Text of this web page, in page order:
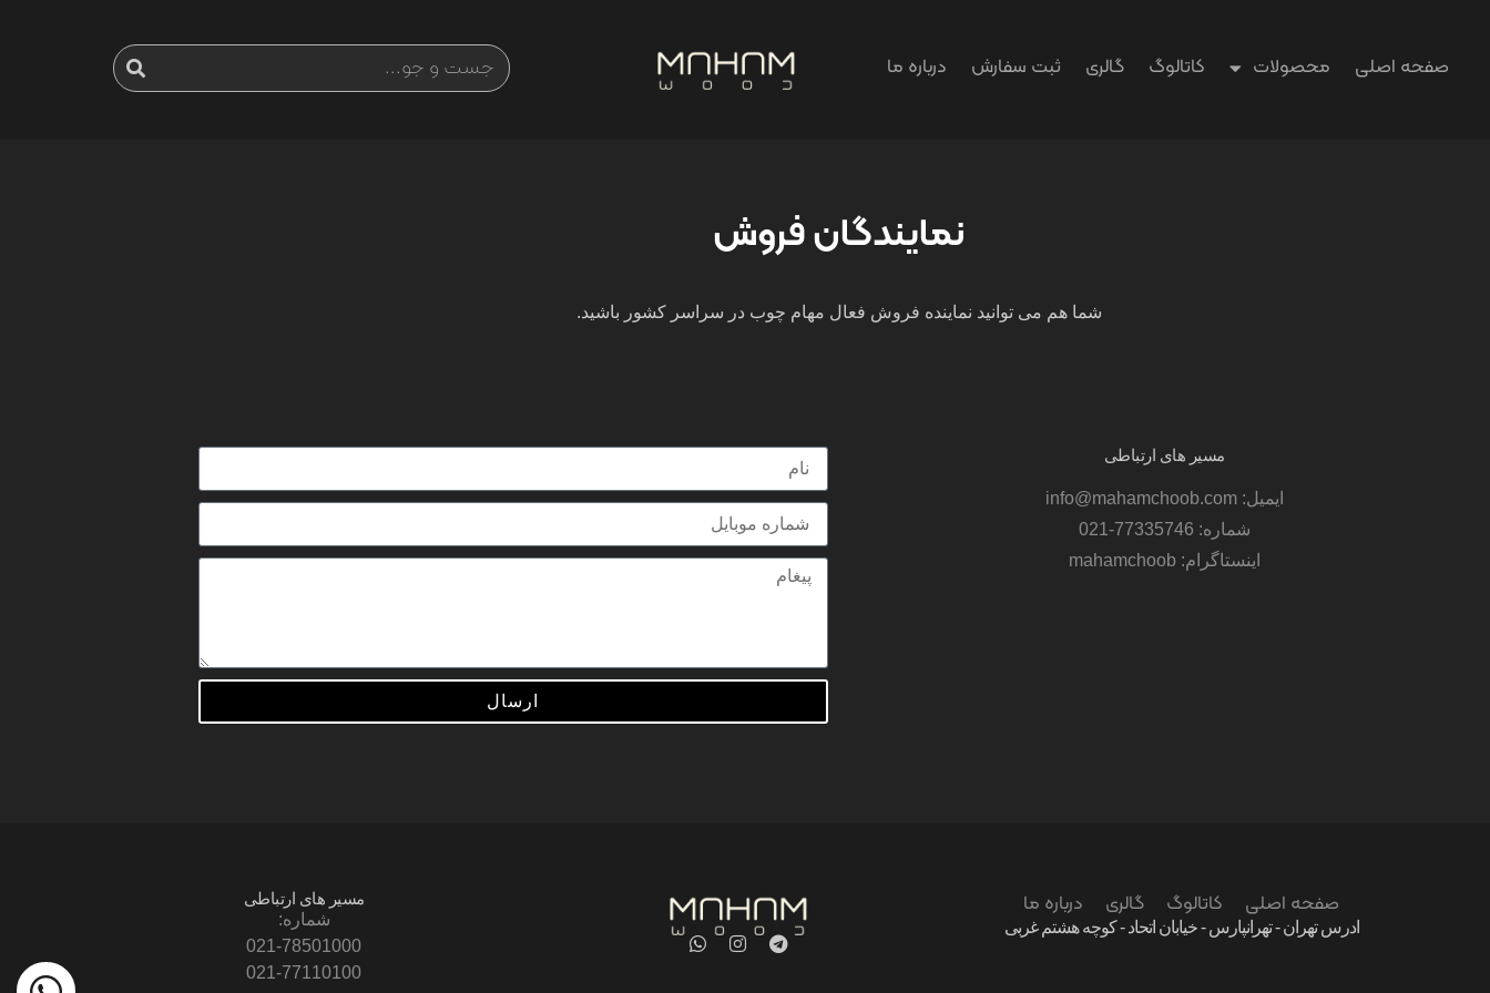
صفحه اصلی محصولات کاتالوگ گالری ثبت سفارش درباره ما
نمایندگان فروش
شما هم می توانید نماینده فروش فعال مهام چوب در سراسر کشور باشید.
مسیر های ارتباطی
ایمیل: info@mahamchoob.com
شماره: 77335746-021
اینستاگرام: mahamchoob
ارسال
صفحه اصلی کاتالوگ گالری درباره ما
ادرس تهران - تهرانپارس - خیابان اتحاد - کوچه هشتم غربی
مسیر های ارتباطی
شماره:
021-78501000
021-77110100